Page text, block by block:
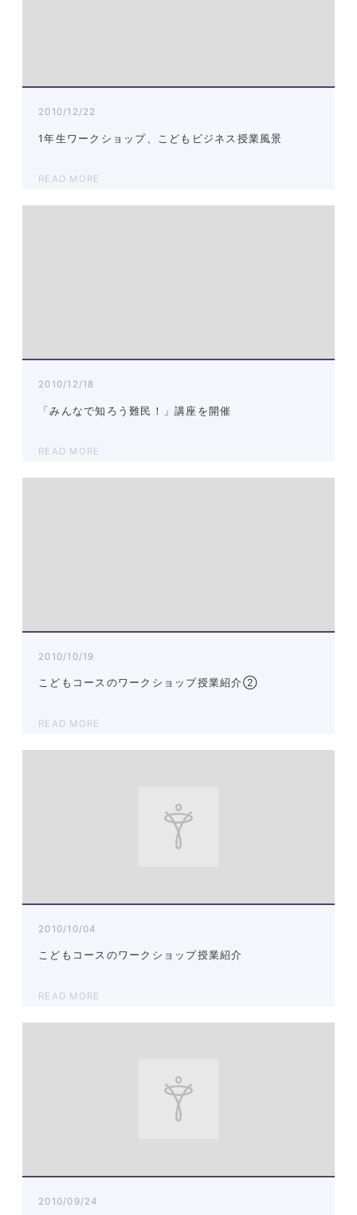
2010/12/22
1年生ワークショップ、こどもビジネス授業風景
READ MORE
2010/12/18
「みんなで知ろう難民！」講座を開催
READ MORE
2010/10/19
こどもコースのワークショップ授業紹介②
READ MORE
2010/10/04
こどもコースのワークショップ授業紹介
READ MORE
2010/09/24